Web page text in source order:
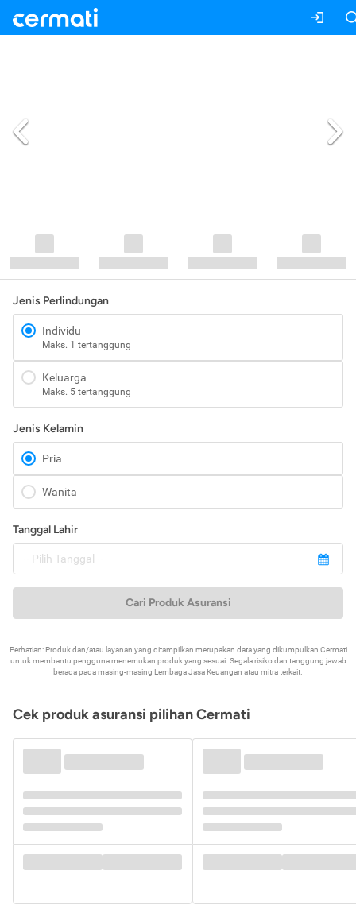
Jenis Perlindungan
Individu
Maks. 1 tertanggung
Keluarga
Maks. 5 tertanggung
Jenis Kelamin
Pria
Wanita
Tanggal Lahir
Cari Produk Asuransi
Perhatian: Produk dan/atau layanan yang ditampilkan merupakan data yang dikumpulkan Cermati
untuk membantu pengguna menemukan produk yang sesuai. Segala risiko dan tanggung jawab
berada pada masing-masing Lembaga Jasa Keuangan atau mitra terkait.
Cek produk asuransi pilihan Cermati